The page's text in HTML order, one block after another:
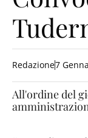
Redazione7
All'ordine del